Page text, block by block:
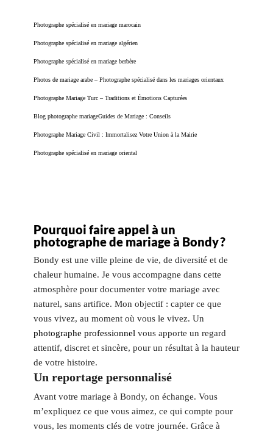
Photographe spécialisé en mariage marocain
Photographe spécialisé en mariage algérien
Photographe spécialisé en mariage berbère
Photos de mariage arabe – Photographe spécialisé dans les mariages orientaux
Photographe Mariage Turc – Traditions et Émotions Capturées
Blog photographe mariageGuides de Mariage : Conseils
Photographe Mariage Civil : Immortalisez Votre Union à la Mairie
Photographe spécialisé en mariage oriental
Pourquoi faire appel à un
photographe de mariage à Bondy ?
Bondy est une ville pleine de vie, de diversité et de
chaleur humaine. Je vous accompagne dans cette
atmosphère pour documenter votre mariage avec
naturel, sans artifice. Mon objectif : capter ce que
vous vivez, au moment où vous le vivez. Un
photographe professionnel vous apporte un regard
attentif, discret et sincère, pour un résultat à la hauteur
de votre histoire.
Un reportage personnalisé
Avant votre mariage à Bondy, on échange. Vous
m’expliquez ce que vous aimez, ce qui compte pour
vous, les moments clés de votre journée. Grâce à